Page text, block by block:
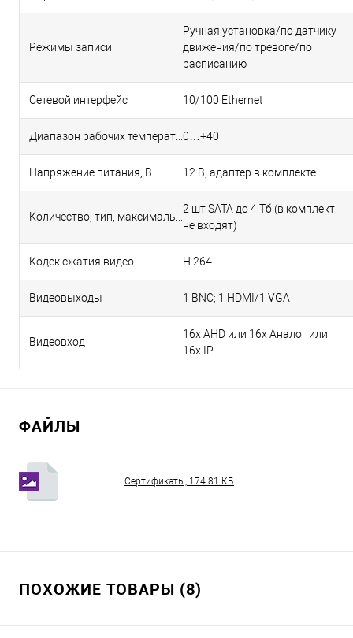
Режимы записи
Ручная установка/по датчику
движения/по тревоге/по
расписанию
Сетевой интерфейс 10/100 Ethernet
0…+40
Напряжение питания, В 12 В, адаптер в комплекте
2 шт SATA до 4 Тб (в комплект
не входят)
Кодек сжатия видео H.264
Видеовыходы 1 BNC; 1 HDMI/1 VGA
Видеовход
16x AHD или 16х Аналог или
16х IP
ФАЙЛЫ
Сертификаты, 174.81 КБ
ПОХОЖИЕ ТОВАРЫ (8)